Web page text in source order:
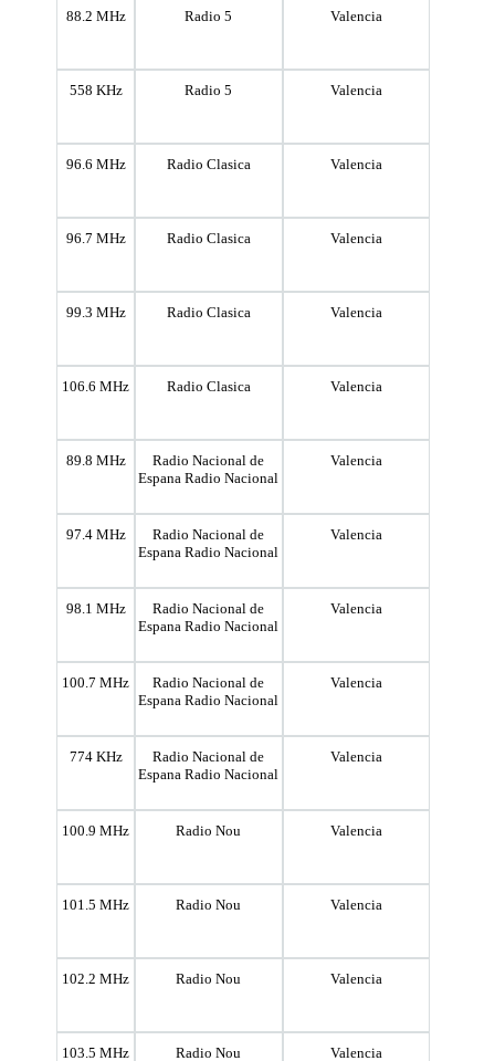
88.2 MHz Radio 5 Valencia
558 KHz Radio 5 Valencia
96.6 MHz Radio Clasica Valencia
96.7 MHz Radio Clasica Valencia
99.3 MHz Radio Clasica Valencia
106.6 MHz Radio Clasica Valencia
89.8 MHz
Radio Nacional de
Espana Radio Nacional
Valencia
97.4 MHz
Radio Nacional de
Espana Radio Nacional
Valencia
98.1 MHz
Radio Nacional de
Espana Radio Nacional
Valencia
100.7 MHz
Radio Nacional de
Espana Radio Nacional
Valencia
774 KHz
Radio Nacional de
Espana Radio Nacional
Valencia
100.9 MHz Radio Nou Valencia
101.5 MHz Radio Nou Valencia
102.2 MHz Radio Nou Valencia
103.5 MHz Radio Nou Valencia